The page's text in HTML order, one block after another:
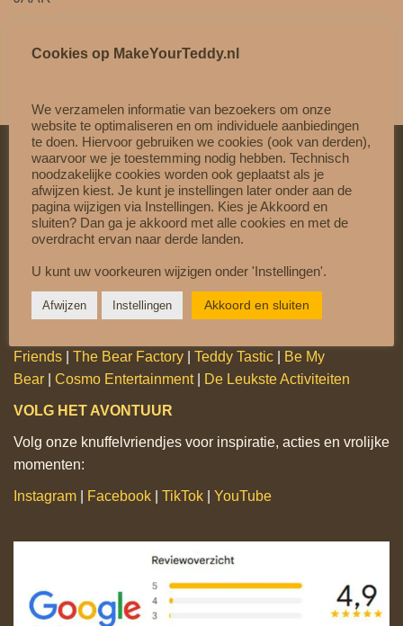
VEILIG & VERTROUWD
Betaal veilig met Mollie
Gratis verzending vanaf €60,-
Op werkdagen vóór 15:00 besteld = dezelfde dag
verzonden
Friends
The Bear Factory Teddy Tastic
Be My
Bear
Cosmo Entertainment| De Leukste Activiteiten
VOLG HET AVONTUUR
Volg onze knuffelvriendjes voor inspiratie, acties en vrolijke
momenten:
Instagram Facebook TikTok YouTube
Cookies op MakeYourTeddy.nl
We verzamelen informatie van bezoekers om onze
website te optimaliseren en om individuele aanbiedingen
te doen. Hiervoor gebruiken we cookies (ook van derden),
waarvoor we je toestemming nodig hebben. Technisch
noodzakelijke cookies worden ook geplaatst als je
afwijzen kiest. Je kunt je instellingen later onder aan de
pagina wijzigen via Instellingen. Kies je Akkoord en
sluiten? Dan ga je akkoord met alle cookies en met de
overdracht ervan naar derde landen.
U kunt uw voorkeuren wijzigen onder 'Instellingen'.
Afwijzen Instellingen Akkoord en sluiten